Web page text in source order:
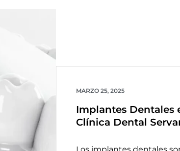
MARZO 25, 2025
Implantes Dentales
Clínica Dental